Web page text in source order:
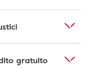
gratuito